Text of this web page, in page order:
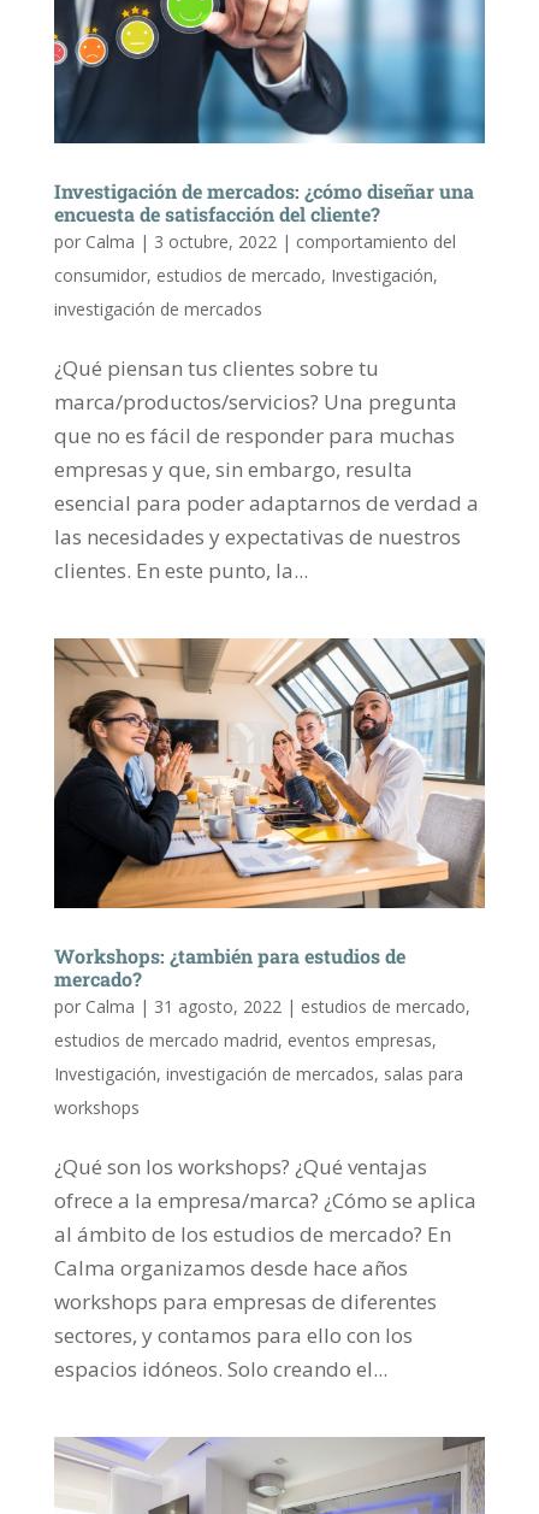
Investigación de mercados: ¿cómo diseñar una
encuesta de satisfacción del cliente?
por Calma | 3 octubre, 2022| comportamiento del
consumidor, estudios de mercado, Investigación,
investigación de mercados
¿Qué piensan tus clientes sobre tu
marca/productos/servicios? Una pregunta
que no es fácil de responder para muchas
empresas y que, sin embargo, resulta
esencial para poder adaptarnos de verdad a
las necesidades y expectativas de nuestros
clientes. En este punto, la...
Workshops: ¿también para estudios de
mercado?
por Calma | 31 agosto, 2022| estudios de mercado,
estudios de mercado madrid, eventos empresas,
Investigación, investigación de mercados, salas para
workshops
¿Qué son los workshops? ¿Qué ventajas
ofrece a la empresa/marca? ¿Cómo se aplica
al ámbito de los estudios de mercado? En
Calma organizamos desde hace años
workshops para empresas de diferentes
sectores, y contamos para ello con los
espacios idóneos. Solo creando el...